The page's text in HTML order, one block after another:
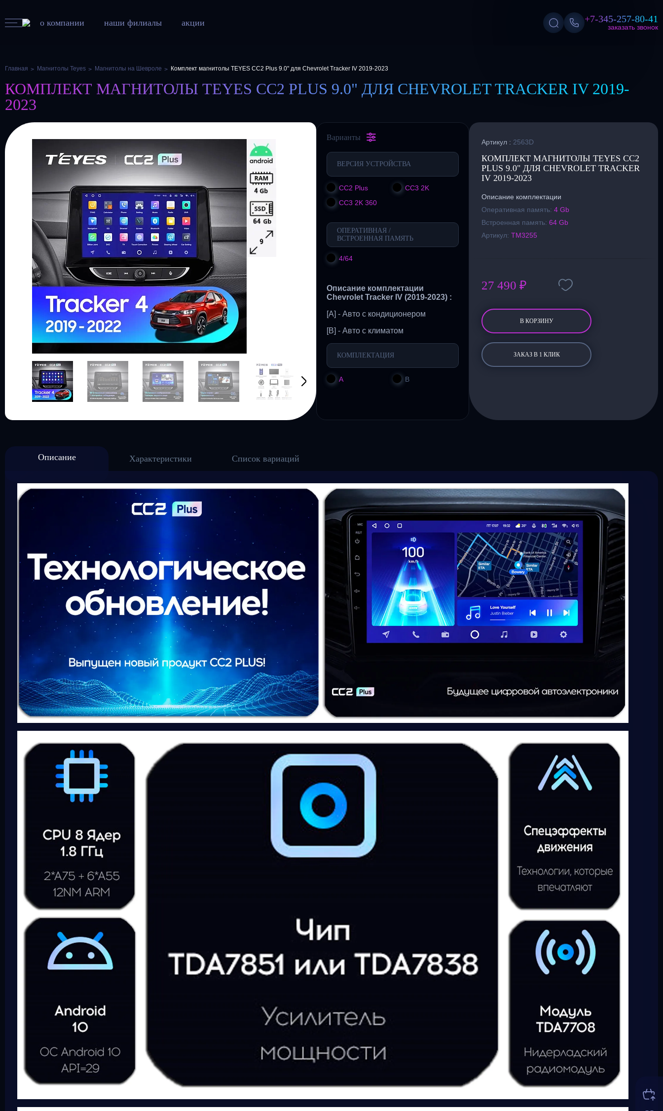
о компании наши филиалы акции +7-345-257-80-41
заказать звонок
Главная Магнитолы Teyes Магнитолы на Шевроле Комплект магнитолы TEYES CC2 Plus 9.0" для Chevrolet Tracker IV 2019-2023
КОМПЛЕКТ МАГНИТОЛЫ TEYES CC2 PLUS 9.0" ДЛЯ CHEVROLET TRACKER IV 2019-
2023
Варианты
ВЕРСИЯ УСТРОЙСТВА
CC2 Plus
CC3 2K
CC3 2K 360
ОПЕРАТИВНАЯ /
ВСТРОЕННАЯ ПАМЯТЬ
4/64
Описание комплектации
Chevrolet Tracker IV (2019-2023) :
[A] - Авто с кондиционером
[B] - Авто с климатом
КОМПЛЕКТАЦИЯ
A B
Артикул : 2563D
КОМПЛЕКТ МАГНИТОЛЫ TEYES CC2
PLUS 9.0" ДЛЯ CHEVROLET TRACKER
IV 2019-2023
Описание комплектации
Оперативная память:4 Gb
Встроенная память:64 Gb
Артикул:TM3255
27 490 ₽
В КОРЗИНУ
ЗАКАЗ В 1 КЛИК
Описание Характеристики Список вариаций